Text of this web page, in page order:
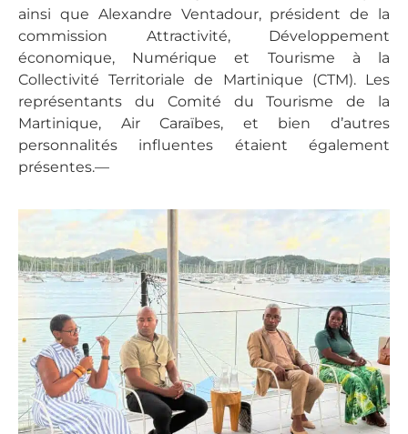
ainsi que Alexandre Ventadour, président de la
commission Attractivité, Développement
économique, Numérique et Tourisme à la
Collectivité Territoriale de Martinique (CTM). Les
représentants du Comité du Tourisme de la
Martinique, Air Caraïbes, et bien d’autres
personnalités influentes étaient également
présentes.—